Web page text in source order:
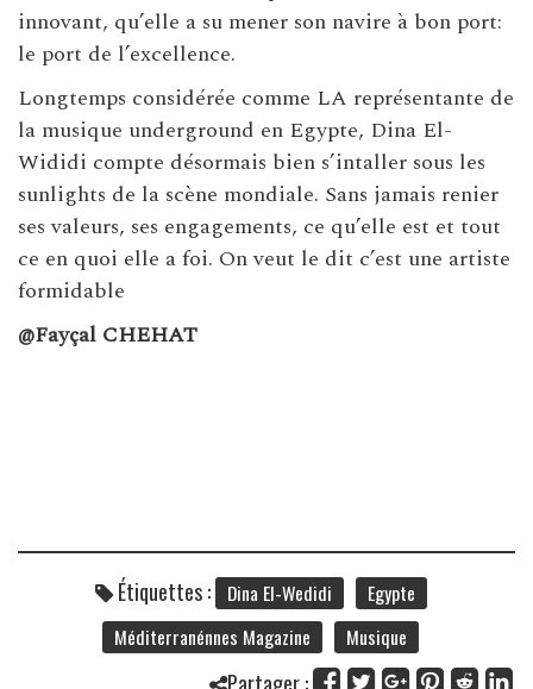
innovant, qu’elle a su mener son navire à bon port:
le port de l’excellence.
Longtemps considérée comme LA représentante de
la musique underground en Egypte, Dina El-
Wididi compte désormais bien s’intaller sous les
sunlights de la scène mondiale. Sans jamais renier
ses valeurs, ses engagements, ce qu’elle est et tout
ce en quoi elle a foi. On veut le dit c’est une artiste
formidable
@Fayçal CHEHAT
Étiquettes : Dina El-Wedidi
Egypte
Méditerranénnes Magazine
Musique
Partager :